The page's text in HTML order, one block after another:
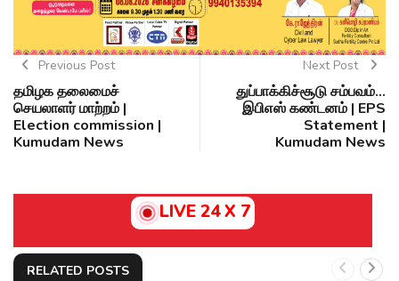
Previous Post
தமிழக தலைமைச்
செயலாளர் மாற்றம் |
Election commission |
Kumudam News
Next Post
துப்பாக்கிச்சூடு சம்பவம்…
இபிஎஸ் கண்டனம் | EPS
Statement |
Kumudam News
LIVE 24 X 7
RELATED POSTS